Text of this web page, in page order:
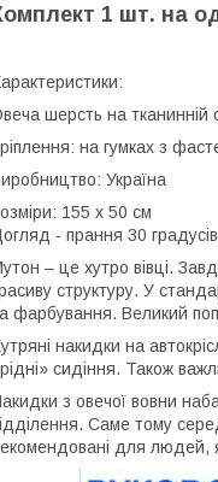
1 шт. на
шерсть на тканинній
на гумках з
Україна
155 х 50 см
- прання 30 градусів
– це хутро вівці.
структуру. У
фарбування. Великий
накидки на
сидіння. Також
з овечої вовни
Саме тому
для людей,